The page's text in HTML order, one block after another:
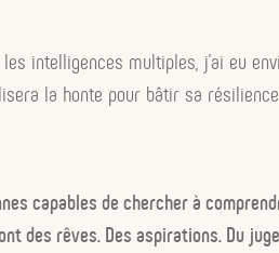
intelligences multiples, j’ai eu
la honte pour bâtir sa
capables de chercher à
des rêves. Des aspirations. Du